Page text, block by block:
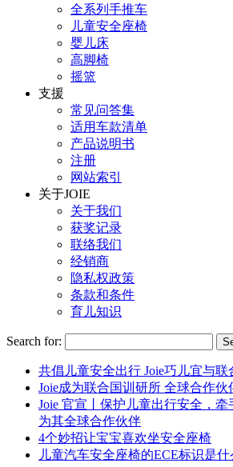
全系列手推车
儿童安全座椅
婴儿床
高脚椅
摇篮
支援
常见问答集
适用车款清单
产品说明书
注册
网站索引
关于JOIE
关于我们
获奖记录
联络我们
经销商
隐私权政策
条款和条件
育儿知识
Search for:
共倡儿童安全出行 Joie巧儿宜与
Joie成为联合国训研所 全球合作伙
Joie 官宣丨保护儿童出行安全，牵
为其全球合作伙伴
4个妙招让宝宝喜欢坐安全座椅
儿童汽车安全座椅的ECE标识是什